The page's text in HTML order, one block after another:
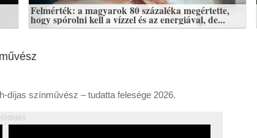
Felmérték: a magyarok 80 százaléka megértette,
hogy spórolni kell a vízzel és az energiával, de...
díjas színművész – tudatta felesége 2026.